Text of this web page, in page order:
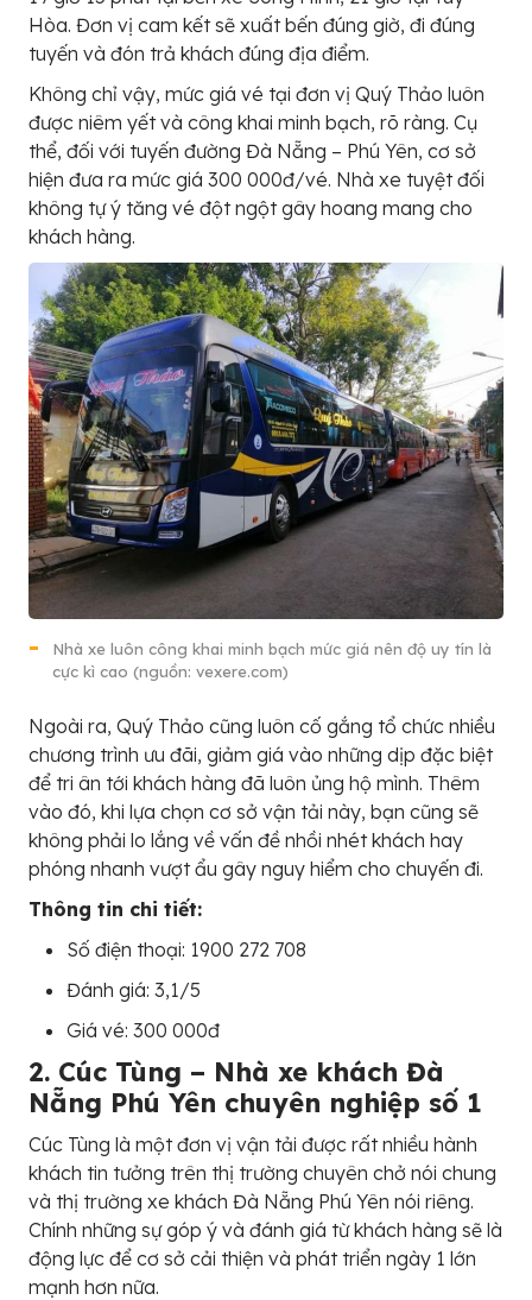
Hòa. Đơn vị cam kết sẽ xuất bến đúng giờ, đi đúng
tuyến và đón trả khách đúng địa điểm.
Không chỉ vậy, mức giá vé tại đơn vị Quý Thảo luôn
được niêm yết và công khai minh bạch, rõ ràng. Cụ
thể, đối với tuyến đường Đà Nẵng – Phú Yên, cơ sở
hiện đưa ra mức giá 300 000đ/vé. Nhà xe tuyệt đối
không tự ý tăng vé đột ngột gây hoang mang cho
khách hàng.
Nhà xe luôn công khai minh bạch mức giá nên độ uy tín là
cực kì cao (nguồn: vexere.com)
Ngoài ra, Quý Thảo cũng luôn cố gắng tổ chức nhiều
chương trình ưu đãi, giảm giá vào những dịp đặc biệt
để tri ân tới khách hàng đã luôn ủng hộ mình. Thêm
vào đó, khi lựa chọn cơ sở vận tải này, bạn cũng sẽ
không phải lo lắng về vấn đề nhồi nhét khách hay
phóng nhanh vượt ẩu gây nguy hiểm cho chuyến đi.
Thông tin chi tiết:
Số điện thoại: 1900 272 708
Đánh giá: 3,1/5
Giá vé: 300 000đ
2. Cúc Tùng – Nhà xe khách Đà
Nẵng Phú Yên chuyên nghiệp số 1
Cúc Tùng là một đơn vị vận tải được rất nhiều hành
khách tin tưởng trên thị trường chuyên chở nói chung
và thị trường xe khách Đà Nẵng Phú Yên nói riêng.
Chính những sự góp ý và đánh giá từ khách hàng sẽ là
động lực để cơ sở cải thiện và phát triển ngày 1 lớn
mạnh hơn nữa.